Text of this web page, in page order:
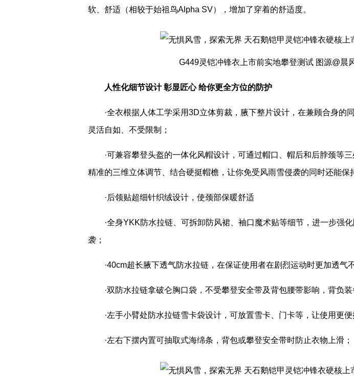
软、舒适（相较于始祖鸟Alpha SV），增加了穿着的舒适度。
G449灵铠冲锋衣上市前实地攀登测试 图源@晨
人性化细节设计 彰显匠心 给你更全方位的防护
·全衣根据人体工学采用3D立体剪裁，腋下整片设计，在兼顾合身的
灵活自如、不受限制；
·可兼容攀登头盔的一体化风帽设计，可通过帽口、帽后和后脖颈等
精准的三维立体调节、结合硬挺帽檐，让你免受风雨雪侵袭的同时还能保
·后领贴超细针织绒设计，使颈部保暖舒适
·全身YKK防水拉链、可拆卸防风裙、袖口魔术贴等细节，进一步强
袭；
·40cm超长腋下透气防水拉链，在保证使用者在剧烈运动时更加透气
·双防水拉链拿破仑胸口袋，不受攀登安全带及背包腰带影响，背负装
·左手小臂处防水拉链雪卡袋设计，可放置雪卡、门卡等，让使用更便
·左右下摆内置可抽取式海绵条，背包或攀登安全带时防止衣物上滑；